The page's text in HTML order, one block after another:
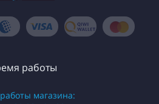
работы
магазина: